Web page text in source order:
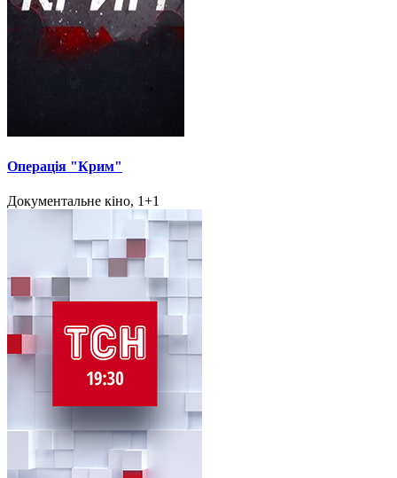
Операція "Крим"
Документальне кіно, 1+1